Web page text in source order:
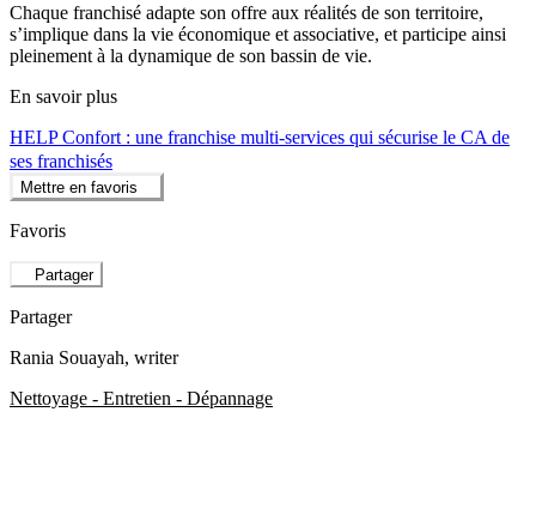
Chaque franchisé adapte son offre aux réalités de son territoire,
s’implique dans la vie économique et associative, et participe ainsi
pleinement à la dynamique de son bassin de vie.
En savoir plus
HELP Confort : une franchise multi-services qui sécurise le CA de
ses franchisés
Mettre en favoris
Favoris
Partager
Partager
Rania Souayah, writer
Nettoyage - Entretien - Dépannage